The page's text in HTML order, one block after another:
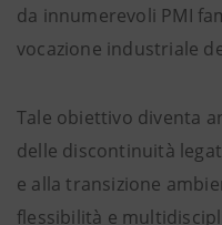
da innumerevoli PMI
vocazione industriale
Tale obiettivo diventa
delle discontinuità
e alla transizione
flessibilità e